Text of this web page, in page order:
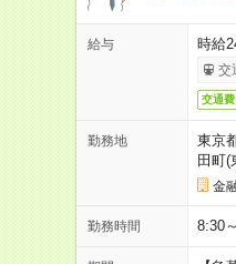
給与 時給
交
交通費
勤務地
東京
田町(
金
勤務時間 8:30